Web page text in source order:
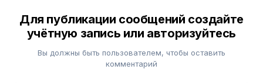
Для публикации сообщений создайте
учётную запись или авторизуйтесь
Вы должны быть пользователем, чтобы оставить
комментарий